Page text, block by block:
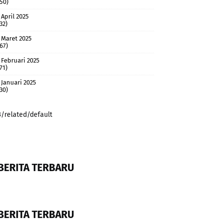
April 2025
Maret 2025
Februari 2025
Januari 2025
related/default
TERBARU
TERBARU